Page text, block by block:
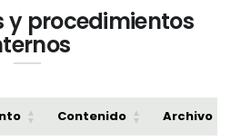
y procedimientos
Contenido Archivo